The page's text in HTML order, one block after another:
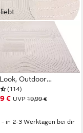
Lorent, rechteckig,
mm, Kurzflor, Uni
Hoch-Tief-Effekt,
Outdoor
(114)
€ UVP 19,99 €
- in 2-3 Werktagen bei dir